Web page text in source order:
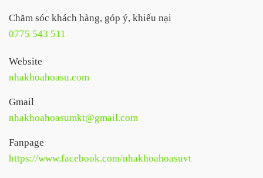
Chăm sóc khách hàng, góp ý, khiếu nại
0775 543 511
Website
nhakhoahoasu.com
Gmail
nhakhoahoasumkt@gmail.com
Fanpage
https://www.facebook.com/nhakhoahoasuvt